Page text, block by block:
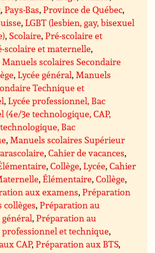
,Pays-Bas,Province de Québec,
,LGBT (lesbien, gay, bisexuel
, Scolaire,Pré-scolaire et
scolaire et maternelle,
Manuels scolaires Secondaire
,Lycée général, Manuels
Technique et
,Lycée professionnel, Bac
(4e/3e technologique, CAP,
Bac
, Manuels scolaires Supérieur
,Cahier de vacances,
,Collège,Lycée,Cahier
,Élémentaire,Collège,
aux examens,Préparation
collèges,Préparation au
,Préparation au
professionnel et technique,
CAP,Préparation aux BTS,